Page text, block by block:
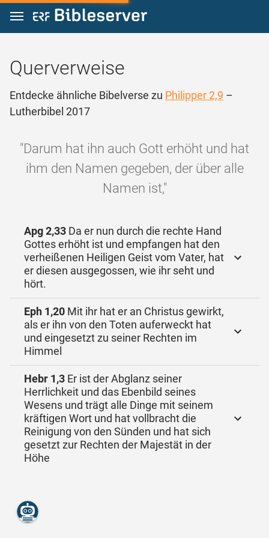
Zum Inhalt springen
Querverweise
Entdecke ähnliche Bibelverse zu Philipper 2,9 –
Lutherbibel 2017
"Darum hat ihn auch Gott erhöht und hat
ihm den Namen gegeben, der über alle
Namen ist,"
Apg 2,33 Da er nun durch die rechte Hand
Gottes erhöht ist und empfangen hat den
verheißenen Heiligen Geist vom Vater, hat
er diesen ausgegossen, wie ihr seht und
hört.
Eph 1,20 Mit ihr hat er an Christus gewirkt,
als er ihn von den Toten auferweckt hat
und eingesetzt zu seiner Rechten im
Himmel
Hebr 1,3 Er ist der Abglanz seiner
Herrlichkeit und das Ebenbild seines
Wesens und trägt alle Dinge mit seinem
kräftigen Wort und hat vollbracht die
Reinigung von den Sünden und hat sich
gesetzt zur Rechten der Majestät in der
Höhe